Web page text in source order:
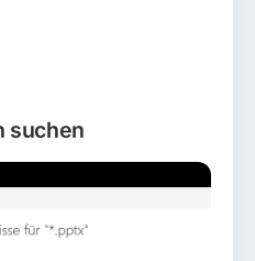
suchen